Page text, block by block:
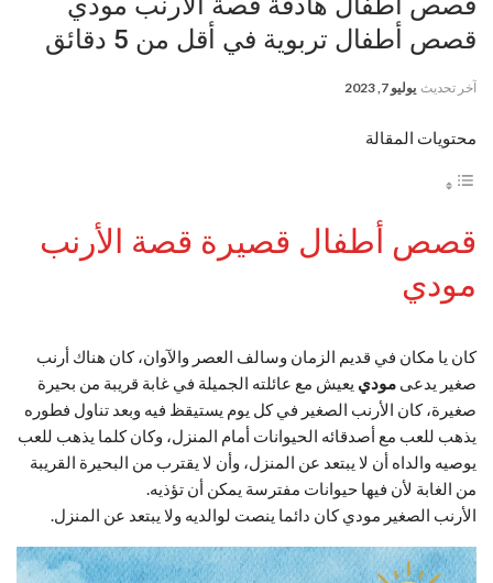
قصص أطفال تربوية في أقل من 5 دقائق
آخر تحديث يوليو 7, 2023
محتويات المقالة
قصص أطفال قصيرة قصة الأرنب
مودي
كان يا مكان في قديم الزمان وسالف العصر والآوان، كان هناك أرنب
صغير يدعى مودي يعيش مع عائلته الجميلة في غابة قريبة من بحيرة
صغيرة، كان الأرنب الصغير في كل يوم يستيقظ فيه وبعد تناول فطوره
يذهب للعب مع أصدقائه الحيوانات أمام المنزل، وكان كلما يذهب للعب
يوصيه والداه أن لا يبتعد عن المنزل، وأن لا يقترب من البحيرة القريبة
من الغابة لأن فيها حيوانات مفترسة يمكن أن تؤذيه.
الأرنب الصغير مودي كان دائما ينصت لوالديه ولا يبتعد عن المنزل.